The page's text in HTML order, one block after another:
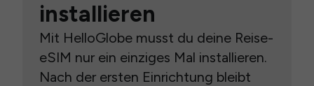
installieren
Mit HelloGlobe musst du deine Reise-
eSIM nur ein einziges Mal installieren.
Nach der ersten Einrichtung bleibt